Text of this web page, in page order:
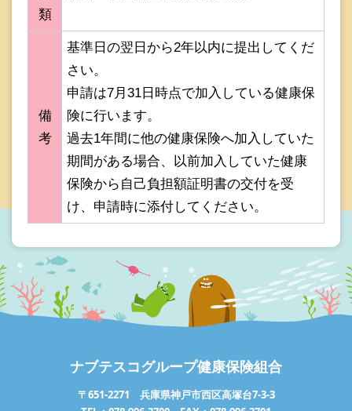
類
備
考
基準日の翌日から2年以内に提出してくだ
さい。
申請は7月31日時点で加入している健康保
険に行います。
過去1年間に他の健康保険へ加入していた
期間がある場合、以前加入していた健康
保険から自己負担額証明書の交付を受
け、申請時に添付してください。
ナブテスコグループ健康保険組合
〒651-2271 兵庫県神戸市西区高塚台7-3-3